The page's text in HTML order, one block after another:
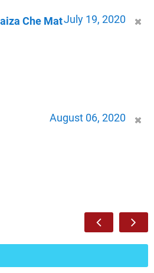
Che MatJuly 19, 2020
August 06, 2020